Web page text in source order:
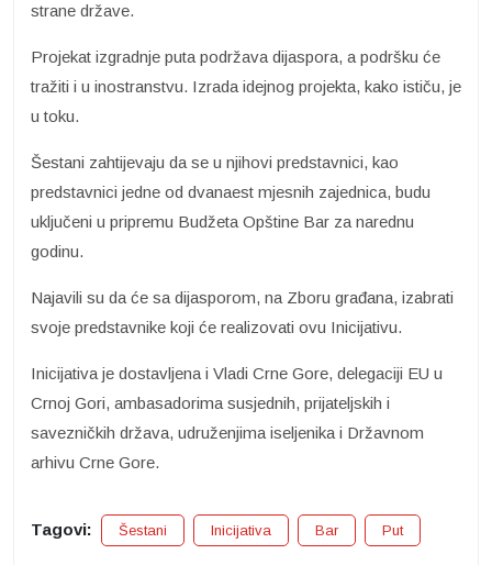
strane države.
Projekat izgradnje puta podržava dijaspora, a podršku će
tražiti i u inostranstvu. Izrada idejnog projekta, kako ističu, je
u toku.
Šestani zahtijevaju da se u njihovi predstavnici, kao
predstavnici jedne od dvanaest mjesnih zajednica, budu
uključeni u pripremu Budžeta Opštine Bar za narednu
godinu.
Najavili su da će sa dijasporom, na Zboru građana, izabrati
svoje predstavnike koji će realizovati ovu Inicijativu.
Inicijativa je dostavljena i Vladi Crne Gore, delegaciji EU u
Crnoj Gori, ambasadorima susjednih, prijateljskih i
savezničkih država, udruženjima iseljenika i Državnom
arhivu Crne Gore.
Tagovi: Šestani Inicijativa Bar Put